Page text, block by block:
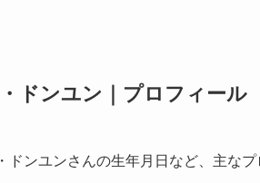
ドンユン｜プロフィール
ドンユンさんの生年月日など、主なプ